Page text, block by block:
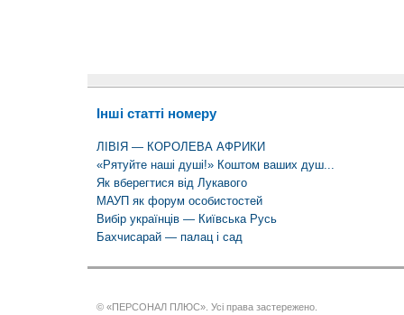
Інші статті номеру
ЛІВІЯ — КОРОЛЕВА АФРИКИ
«Рятуйте наші душі!» Коштом ваших душ...
Як вберегтися від Лукавого
МАУП як форум особистостей
Вибір українців — Київська Русь
Бахчисарай — палац і сад
© «ПЕРСОНАЛ ПЛЮС». Усі права застережено.